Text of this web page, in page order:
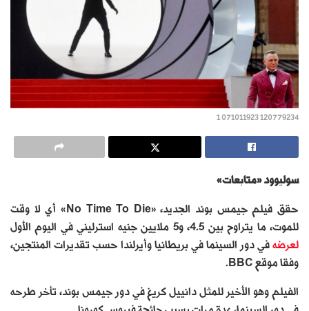
120779234 071011923 1
سوليوود «متابعات»
حقق فيلم جيمس بوند الجديد، «No Time To Die» أي لا وقت
للموت، ما يتراوح بين 4.5، و5 ملايين جنيه استرليني في اليوم الأول
لعرضه في دور السينما في بريطانيا وأيرلندا حسب تقديرات المنتجين،
وفقا موقع BBC.
الفيلم وهو الأخير للمثل دانييل كريغ في دور جيمس بوند، تأخر طرحه